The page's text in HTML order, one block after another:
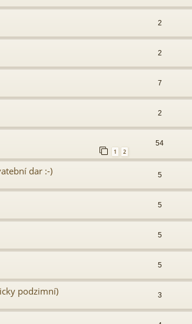
2
2
7
2
1 2
54
dar :-) 5
5
5
5
podzimní) 3